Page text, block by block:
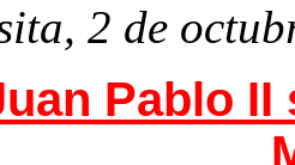
2 de
Pablo